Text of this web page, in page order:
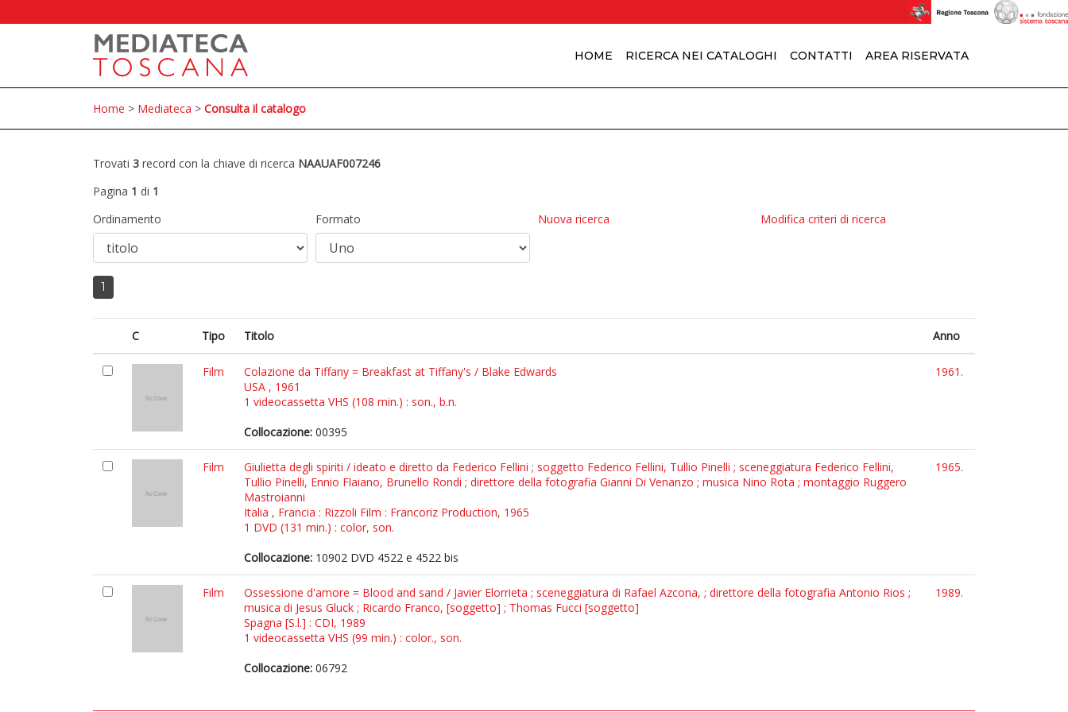
HOME RICERCA NEI CATALOGHI CONTATTI AREA RISERVATA
Home > Mediateca > Consulta il catalogo
Trovati 3 record con la chiave di ricerca NAAUAF007246
Pagina 1 di 1
Ordinamento
Formato Nuova ricerca Modifica criteri di ricerca
1
C Tipo Titolo Anno
Film
Colazione da Tiffany = Breakfast at Tiffany's / Blake Edwards
USA , 1961
1 videocassetta VHS (108 min.) : son., b.n.
Collocazione: 00395
1961.
Film
Giulietta degli spiriti / ideato e diretto da Federico Fellini ; soggetto Federico Fellini, Tullio Pinelli ; sceneggiatura Federico Fellini,
Tullio Pinelli, Ennio Flaiano, Brunello Rondi ; direttore della fotografia Gianni Di Venanzo ; musica Nino Rota ; montaggio Ruggero
Mastroianni
Italia , Francia : Rizzoli Film : Francoriz Production, 1965
1 DVD (131 min.) : color, son.
Collocazione: 10902 DVD 4522 e 4522 bis
1965.
Film
Ossessione d'amore = Blood and sand / Javier Elorrieta ; sceneggiatura di Rafael Azcona, ; direttore della fotografia Antonio Rios ;
musica di Jesus Gluck ; Ricardo Franco, [soggetto] ; Thomas Fucci [soggetto]
Spagna [S.l.] : CDI, 1989
1 videocassetta VHS (99 min.) : color., son.
Collocazione: 06792
1989.